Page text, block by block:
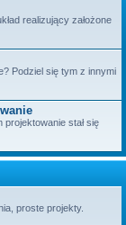
realizujący założone
Podziel się tym z innymi
stał się
proste projekty.